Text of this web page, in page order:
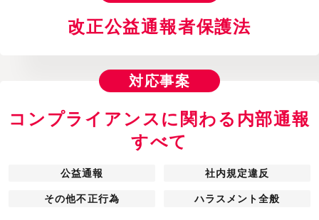
改正公益通報者保護法
対応事案
コンプライアンスに関わる内部通報
すべて
公益通報 社内規定違反
その他不正行為 ハラスメント全般